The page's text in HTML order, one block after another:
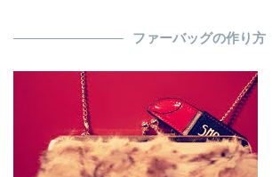
ファーバッグの作り方